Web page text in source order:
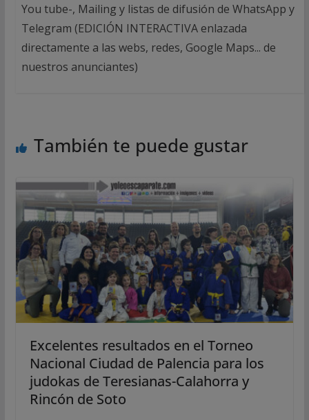
You tube-, Mailing y listas de difusión de WhatsApp y
Telegram (EDICIÓN INTERACTIVA enlazada
directamente a las webs, redes, Google Maps... de
nuestros anunciantes)
También te puede gustar
Excelentes resultados en el Torneo
Nacional Ciudad de Palencia para los
judokas de Teresianas-Calahorra y
Rincón de Soto